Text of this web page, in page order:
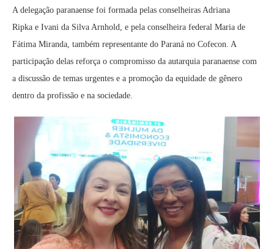
A delegação paranaense foi formada pelas conselheiras Adriana
Ripka e Ivani da Silva Arnhold, e pela conselheira federal Maria de
Fátima Miranda, também representante do Paraná no Cofecon. A
participação delas reforça o compromisso da autarquia paranaense com
a discussão de temas urgentes e a promoção da equidade de gênero
dentro da profissão e na sociedade.